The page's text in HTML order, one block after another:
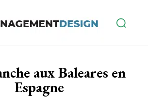
aux Baleares en
Espagne